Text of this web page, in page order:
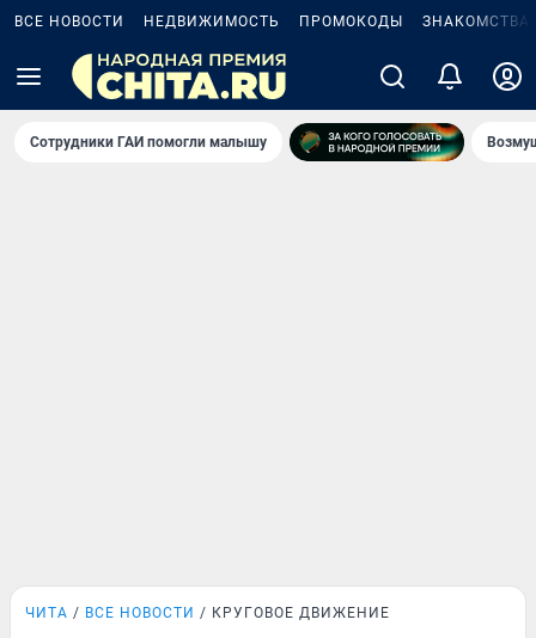
ВСЕ НОВОСТИ НЕДВИЖИМОСТЬ ПРОМОКОДЫ ЗНАКОМСТВА
Сотрудники ГАИ помогли малышу
ЧИТА ВСЕ НОВОСТИ КРУГОВОЕ ДВИЖЕНИЕ